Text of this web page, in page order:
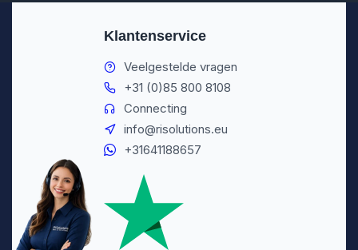
Klantenservice
Veelgestelde vragen
+31 (0)85 800 8108
Connecting
info@risolutions.eu
+31641188657